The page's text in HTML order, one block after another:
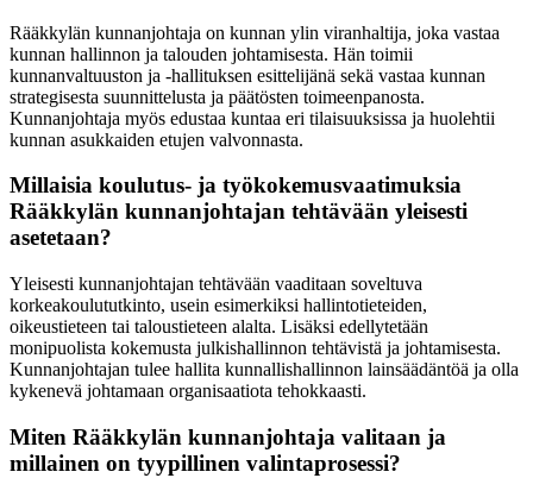
Rääkkylän kunnanjohtaja on kunnan ylin viranhaltija, joka vastaa
kunnan hallinnon ja talouden johtamisesta. Hän toimii
kunnanvaltuuston ja -hallituksen esittelijänä sekä vastaa kunnan
strategisesta suunnittelusta ja päätösten toimeenpanosta.
Kunnanjohtaja myös edustaa kuntaa eri tilaisuuksissa ja huolehtii
kunnan asukkaiden etujen valvonnasta.
Millaisia koulutus- ja työkokemusvaatimuksia
Rääkkylän kunnanjohtajan tehtävään yleisesti
asetetaan?
Yleisesti kunnanjohtajan tehtävään vaaditaan soveltuva
korkeakoulututkinto, usein esimerkiksi hallintotieteiden,
oikeustieteen tai taloustieteen alalta. Lisäksi edellytetään
monipuolista kokemusta julkishallinnon tehtävistä ja johtamisesta.
Kunnanjohtajan tulee hallita kunnallishallinnon lainsäädäntöä ja olla
kykenevä johtamaan organisaatiota tehokkaasti.
Miten Rääkkylän kunnanjohtaja valitaan ja
millainen on tyypillinen valintaprosessi?